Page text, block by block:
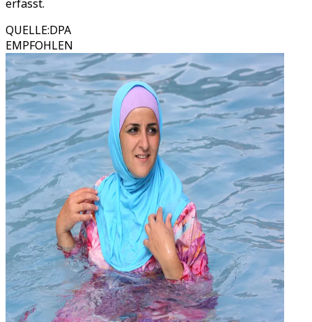
erfasst.
QUELLE:DPA
EMPFOHLEN